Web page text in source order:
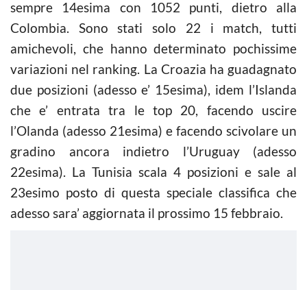
sempre 14esima con 1052 punti, dietro alla
Colombia. Sono stati solo 22 i match, tutti
amichevoli, che hanno determinato pochissime
variazioni nel ranking. La Croazia ha guadagnato
due posizioni (adesso e’ 15esima), idem l’Islanda
che e’ entrata tra le top 20, facendo uscire
l’Olanda (adesso 21esima) e facendo scivolare un
gradino ancora indietro l’Uruguay (adesso
22esima). La Tunisia scala 4 posizioni e sale al
23esimo posto di questa speciale classifica che
adesso sara’ aggiornata il prossimo 15 febbraio.